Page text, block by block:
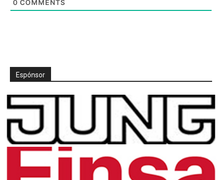
0 COMMENTS
Espónsor